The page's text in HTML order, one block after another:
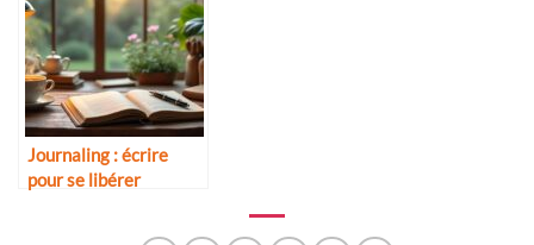
Journaling : écrire
pour se libérer